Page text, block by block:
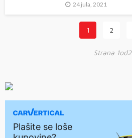
24 jula, 2021
1 2
Strana 1od2